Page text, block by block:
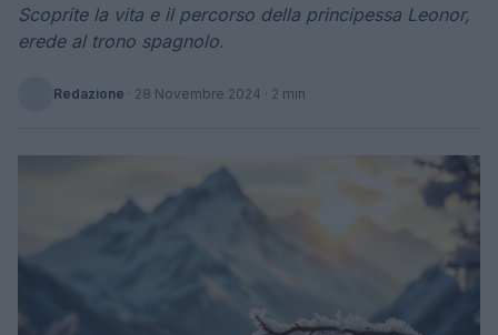
Scoprite la vita e il percorso della principessa Leonor,
erede al trono spagnolo.
Redazione · 28 Novembre 2024 · 2 min